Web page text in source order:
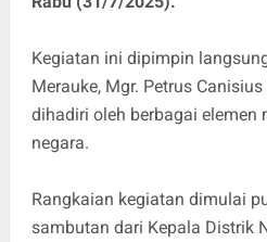
Kegiatan ini dipimpin
Merauke, Mgr. Petrus
dihadiri oleh berbagai elemen
negara.
Rangkaian kegiatan dimulai
sambutan dari Kepala Distrik